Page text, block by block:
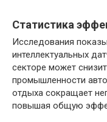
Статистика
Исследования
интеллектуальных
секторе может
промышленности
отдыха сокращает
повышая общую